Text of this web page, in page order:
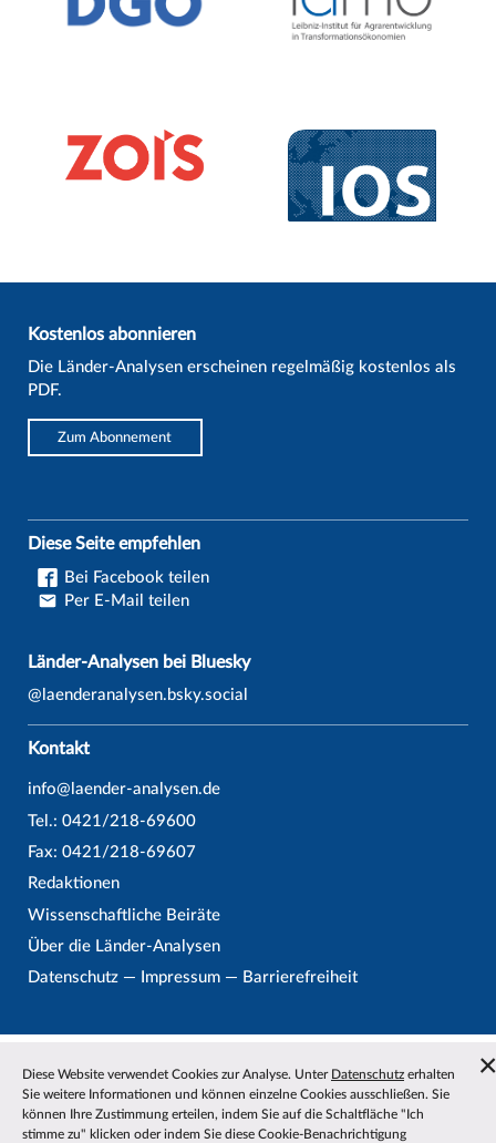
Kostenlos abonnieren
Die Länder-Analysen erscheinen regelmäßig kostenlos als
PDF.
Zum Abonnement
Diese Seite empfehlen
Bei Facebook teilen
Per E-Mail teilen
Länder-Analysen bei Bluesky
@laenderanalysen.bsky.social
Kontakt
info@laender-analysen.de
Tel.: 0421/218-69600
Fax: 0421/218-69607
Redaktionen
Wissenschaftliche Beiräte
Über die Länder-Analysen
Datenschutz— Impressum— Barrierefreiheit
Diese Website verwendet Cookies zur Analyse. Unter Datenschutz erhalten
Sie weitere Informationen und können einzelne Cookies ausschließen. Sie
können Ihre Zustimmung erteilen, indem Sie auf die Schaltfläche "Ich
stimme zu" klicken oder indem Sie diese Cookie-Benachrichtigung